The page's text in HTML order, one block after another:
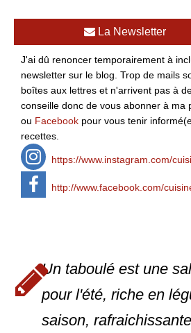
La Newsletter
J'ai dû renoncer temporairement à
newsletter sur le blog. Trop de mails
boîtes aux lettres et n'arrivent pas à
conseille donc de vous abonner à ma
ou Facebook pour vous tenir
recettes.
https://www.instagram.com/
http://www.facebook.com/
Un taboulé est une
pour l'été, riche en
saison,